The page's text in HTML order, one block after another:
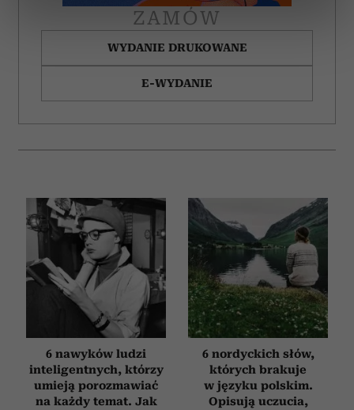
dane są przetwarzane oraz ustaw własne preferencje w
. W Deklaracji plików cookie możesz
zmienić lub wycofać swoją zgodę w dowolnej chwili.
Wykorzystujemy pliki cookie do spersonalizowania treści
i reklam, aby oferować funkcje społecznościowe i
analizować ruch w naszej witrynie. Informacje o tym, jak
otrzymanymi od Ciebie lub uzyskanymi podczas
korzystania z ich usług.
ZAMÓW
WYDANIE DRUKOWANE
E-WYDANIE
6 nawyków ludzi
inteligentnych, którzy
umieją porozmawiać
na każdy temat. Jak
6 nordyckich słów,
których brakuje
w języku polskim.
Opisują uczucia,